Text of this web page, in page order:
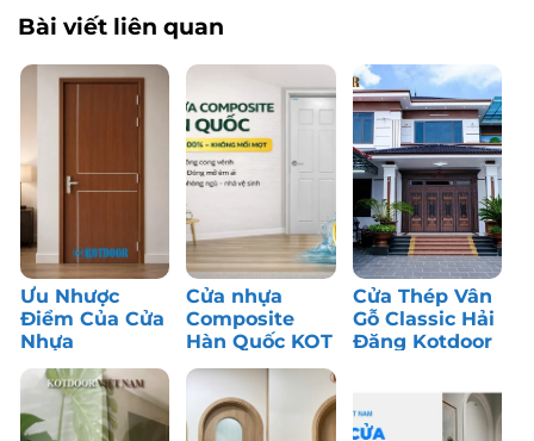
Bài viết liên quan
Ưu Nhược
Điểm Của Cửa
Nhựa
Composite: Có
Nên Dùng?
Cửa nhựa
Composite
Hàn Quốc KOT
– Bền màu,
chống nước
tốt
Cửa Thép Vân
Gỗ Classic Hải
Đăng Kotdoor